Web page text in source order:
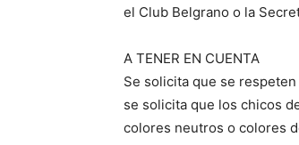
el Club Belgrano o la
A TENER EN CUENTA
Se solicita que se
se solicita que los chicos
colores neutros o colores